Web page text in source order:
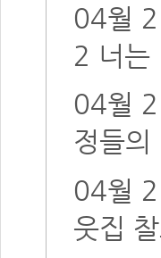
04월
2 너는
04월
정들의
04월
웃집